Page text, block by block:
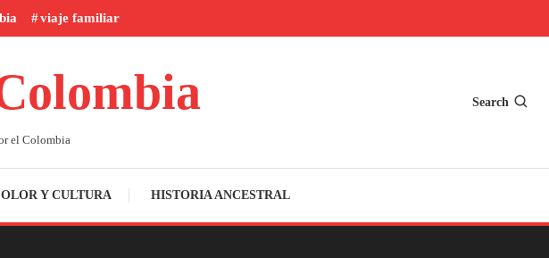
viaje familiar
el Colombia
Search
Y CULTURA HISTORIA ANCESTRAL